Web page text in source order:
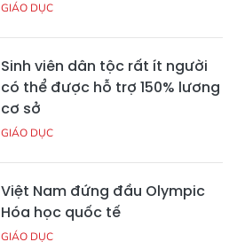
GIÁO DỤC
Sinh viên dân tộc rất ít người
có thể được hỗ trợ 150% lương
cơ sở
GIÁO DỤC
Việt Nam đứng đầu Olympic
Hóa học quốc tế
GIÁO DỤC